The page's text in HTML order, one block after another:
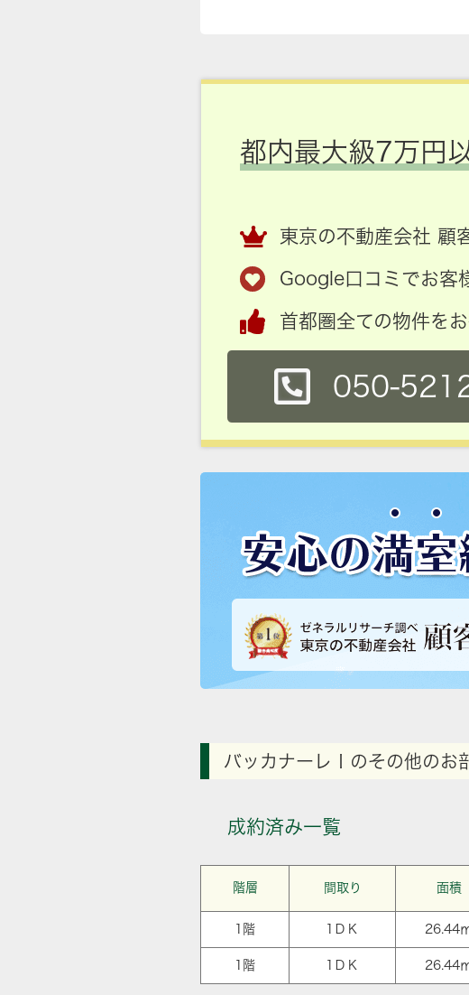
都内最大級7万円
東京の不動産会社 顧
Google口コミでお客
首都圏全ての物件を
050-
バッカナーレⅠのその他のお
成約済み一覧
階層 間取り 面積
1階 1ＤＫ 26.44
1階 1ＤＫ 26.44